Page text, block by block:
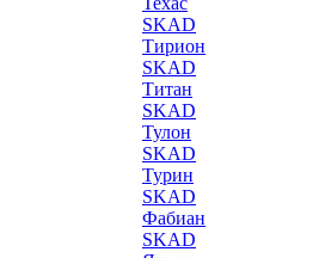
SKAD
Тирион
SKAD
Титан
SKAD
Тулон
SKAD
Турин
SKAD
Фабиан
SKAD